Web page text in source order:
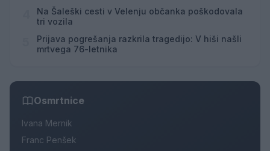
Na Šaleški cesti v Velenju občanka poškodovala
tri vozila
Prijava pogrešanja razkrila tragedijo: V hiši našli
mrtvega 76-letnika
Osmrtnice
Ivana Mernik
Franc Penšek